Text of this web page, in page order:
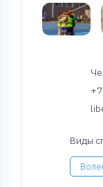
Виды